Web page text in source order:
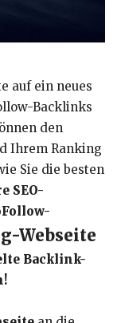
auf ein neues
Backlinks
den
Ihrem Ranking
Sie die besten
SEO-
Webseite
Backlink-